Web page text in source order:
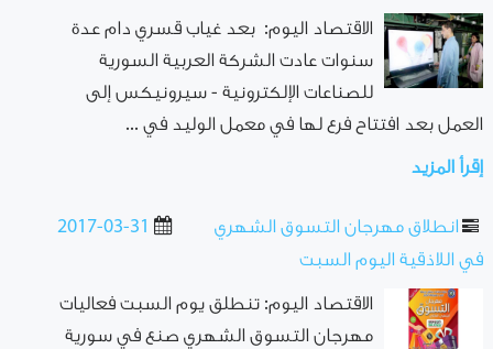
الاقتصاد اليوم: بعد غياب قسري دام عدة
سنوات عادت الشركة العربية السورية
للصناعات الإلكترونية - سيرونيكس إلى
العمل بعد افتتاح فرع لها في معمل الوليد في ...
إقرأ المزيد
2017-03-31
انطلاق مهرجان التسوق الشهري
في اللاذقية اليوم السبت
الاقتصاد اليوم: تنطلق يوم السبت فعاليات
مهرجان التسوق الشهري صنع في سورية